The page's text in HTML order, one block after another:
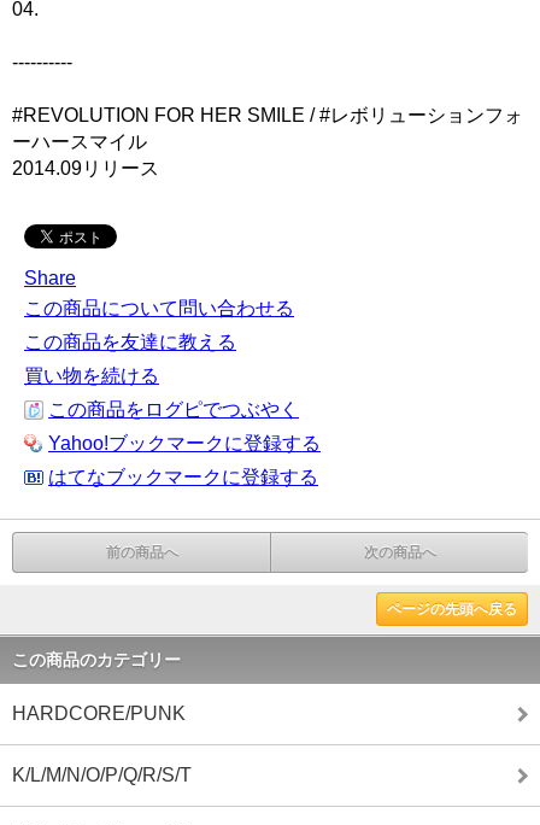
04.
----------
#REVOLUTION FOR HER SMILE / #レボリューションフォ
ーハースマイル
2014.09リリース
Share
この商品について問い合わせる
この商品を友達に教える
買い物を続ける
この商品をログピでつぶやく
Yahoo!ブックマークに登録する
はてなブックマークに登録する
前の商品へ 次の商品へ
ページの先頭へ戻る
この商品のカテゴリー
HARDCORE/PUNK
K/L/M/N/O/P/Q/R/S/T